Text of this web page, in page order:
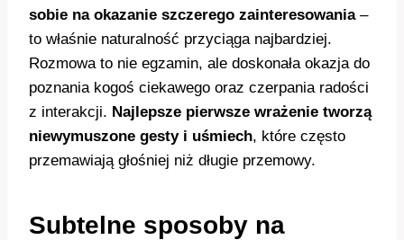
sobie na okazanie szczerego zainteresowania–
to właśnie naturalność przyciąga najbardziej.
Rozmowa to nie egzamin, ale doskonała okazja do
poznania kogoś ciekawego oraz czerpania radości
z interakcji. Najlepsze pierwsze wrażenie tworzą
niewymuszone gesty i uśmiech, które często
przemawiają głośniej niż długie przemowy.
Subtelne sposoby na